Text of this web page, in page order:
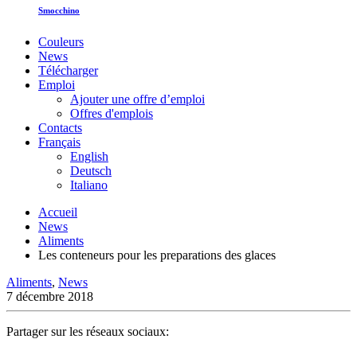
Smocchino
Couleurs
News
Télécharger
Emploi
Ajouter une offre d’emploi
Offres d'emplois
Contacts
Français
English
Deutsch
Italiano
Accueil
News
Aliments
Les conteneurs pour les preparations des glaces
Aliments, News
7 décembre 2018
Partager sur les réseaux sociaux: